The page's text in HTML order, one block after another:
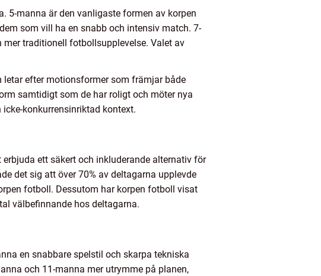
5-manna är den vanligaste formen av korpen
som vill ha en snabb och intensiv match. 7-
mer traditionell fotbollsupplevelse. Valet av
efter motionsformer som främjar både
samtidigt som de har roligt och möter nya
konkurrensinriktad kontext.
ett säkert och inkluderande alternativ för
det sig att över 70% av deltagarna upplevde
fotboll. Dessutom har korpen fotboll visat
välbefinnande hos deltagarna.
en snabbare spelstil och skarpa tekniska
och 11-manna mer utrymme på planen,